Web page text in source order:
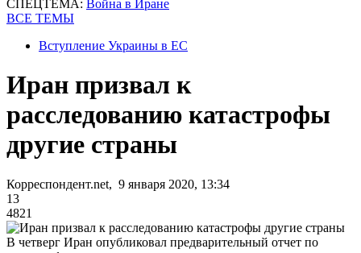
СПЕЦТЕМА: Война в Иране
ВСЕ ТЕМЫ
Вступление Украины в ЕС
Иран призвал к
расследованию катастрофы
другие страны
Корреспондент.net, 9 января 2020, 13:34
13
4821
В четверг Иран опубликовал предварительный отчет по